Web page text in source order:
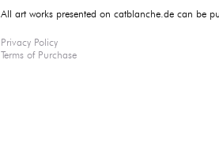
All art works presented on catblanche.de can be
Privacy Policy
Terms of Purchase